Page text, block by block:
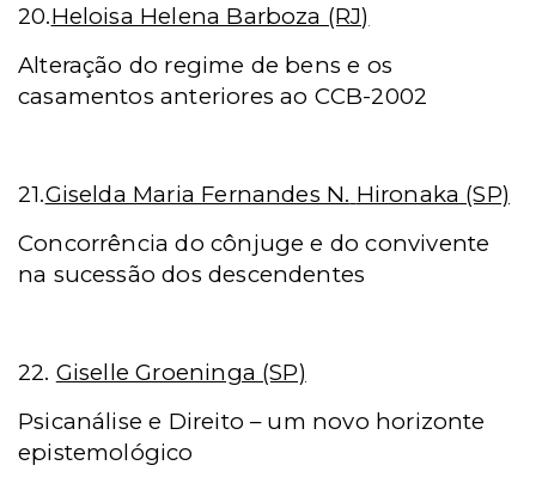
20.Heloisa Helena Barboza (RJ)
Alteração do regime de bens e os
casamentos anteriores ao CCB-2002
21.Giselda Maria Fernandes N. Hironaka (SP)
Concorrência do cônjuge e do convivente
na sucessão dos descendentes
22. Giselle Groeninga (SP)
Psicanálise e Direito – um novo horizonte
epistemológico